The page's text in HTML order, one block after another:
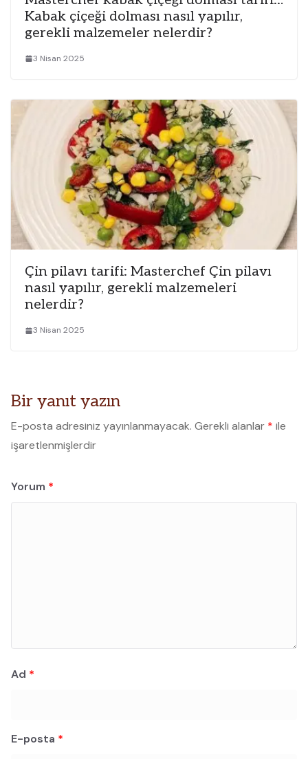
Kabak çiçeği dolması nasıl yapılır,
gerekli malzemeler nelerdir?
3 Nisan 2025
Çin pilavı tarifi: Masterchef Çin pilavı
nasıl yapılır, gerekli malzemeleri
nelerdir?
3 Nisan 2025
Bir yanıt yazın
E-posta adresiniz yayınlanmayacak. Gerekli alanlar * ile
işaretlenmişlerdir
Yorum *
Ad *
E-posta *